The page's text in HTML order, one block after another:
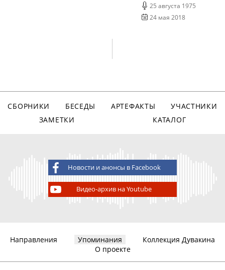
25 августа 1975
24 мая 2018
СБОРНИКИ БЕСЕДЫ АРТЕФАКТЫ
УЧАСТНИКИ
ЗАМЕТКИ
КАТАЛОГ
Новости и анонсы в Facebook
Видео-архив на Youtube
Направления Упоминания
Коллекция Дувакина
О проекте